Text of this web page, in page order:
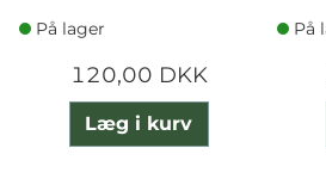
På lager
120,00 DKK
Læg i kurv
På